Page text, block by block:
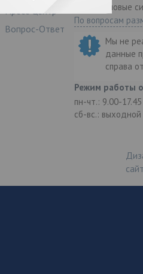
Пресс-центр
Вопрос-Ответ
ООО "Деловые
По вопросам
Мы не
данные
справа
Режим работы
пн-чт.: 9.00-17.45
сб-вс.: выходной